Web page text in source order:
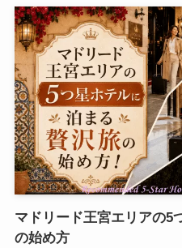
マドリード王宮エリアの5
の始め方